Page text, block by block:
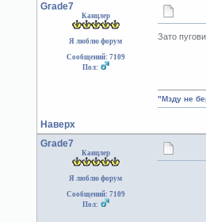
Grade7
Канцлер
Я люблю форум
Сообщений: 7109
Пол:
Зато
Наверх
"Мзду не
Grade7
Канцлер
Я люблю форум
Сообщений: 7109
Пол: